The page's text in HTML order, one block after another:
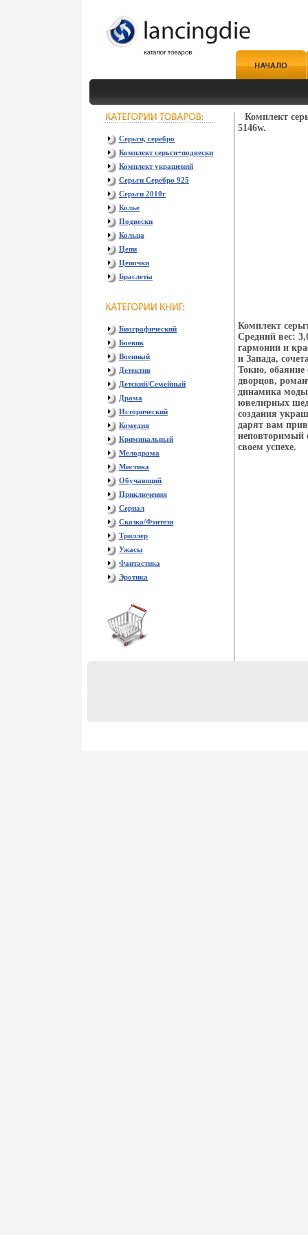
Серьги, серебро
Комплект серьги+подвески
Комплект украшений
Серьги Серебро 925
Серьги 2010г
Колье
Подвески
Кольца
Цепи
Цепочки
Браслеты
Биографический
Боевик
Военный
Детектив
Детский/Семейный
Драма
Исторический
Комедия
Криминальный
Мелодрама
Мистика
Обучающий
Приключения
Сериал
Сказка/Фэнтези
Триллер
Ужасы
Фантастика
Эротика
Комплект
5146w.
Комплект
Средний вес:
гармонии и
и Запада,
Токио,
дворцов,
динамика моды
ювелирных
создания
дарят вам
неповторимый
своем успехе.